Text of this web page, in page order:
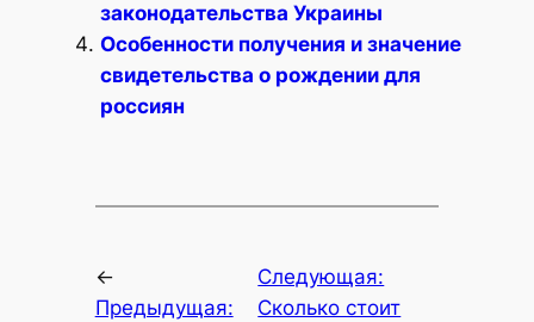
законодательства Украины
Особенности получения и значение
свидетельства о рождении для
россиян
←
Предыдущая:
Следующая:
Сколько стоит